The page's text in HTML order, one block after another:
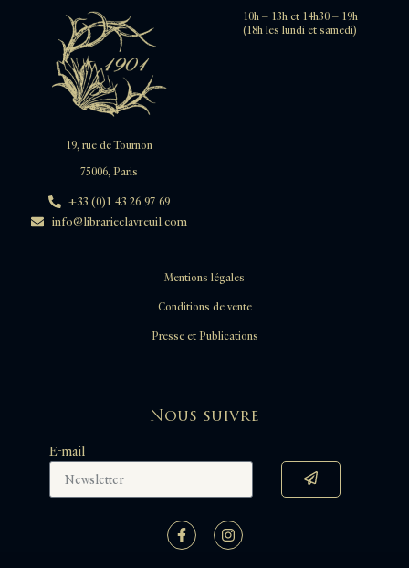
10h – 13h et 14h30 – 19h
(18h les lundi et samedi)
19, rue de Tournon
75006, Paris
+33 (0)1 43 26 97 69
info@librarieclavreuil.com
Mentions légales
Conditions de vente
Presse et Publications
Nous suivre
E-mail